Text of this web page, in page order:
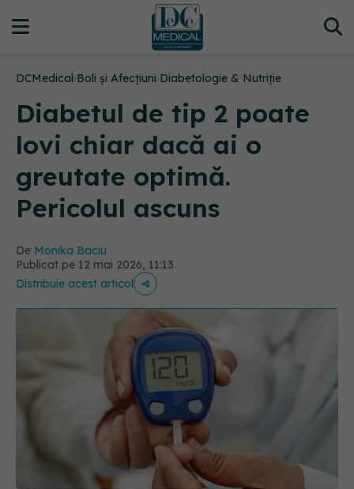
DCMedical›Boli și Afecțiuni›Diabetologie & Nutriție
Diabetul de tip 2 poate
lovi chiar dacă ai o
greutate optimă.
Pericolul ascuns
De Monika Baciu
Publicat pe 12 mai 2026, 11:13
Distribuie acest articol